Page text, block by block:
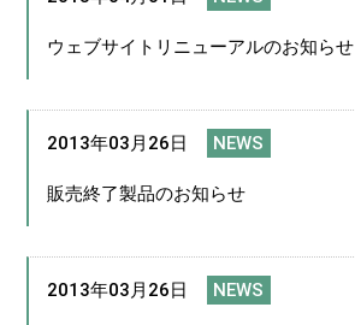
ウェブサイトリニューアルのお知らせ
2013年03月26日 NEWS
販売終了製品のお知らせ
2013年03月26日 NEWS